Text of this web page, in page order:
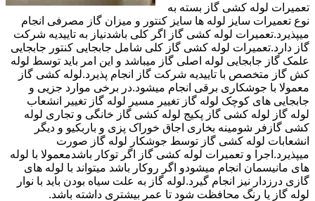
تعمیرات لوله کشی گاز بسته به
نوع تعمیرات سایز لوله ها سایز کنتور و میزان گاز مصرفی انجام
میپذیرد.تعمیرات لوله کشی گاز اگر کلی باشدنیاز به تاییدیه شرکت
گاز دارد.تعمیرات لوله کشی گاز کلی شامل جابجایی کنتور جابجایی
علمک گاز جابجایی لوله اصلی گاز میباشد و این امر باید توسط لوله
کش گاز متخصص با تاییدیه شرکت گاز انجام پذیرد.لوله کشی گاز
معمولا با جوشکاری برقی انجام میشود.در برخی موارد جزیی و
جابجایی های کوچک لوله گاز تغییر مسیر لوله گاز تغییر انشعاب
لوله گاز لوله کشی گاز پکیج لوله کشی گاز خانگی و تجاری لوله
کشی گازفر شومینه بخاری اجاق خوراک پزی و باربکیو و دیگر
انشعابات لوله کشی گاز توسط جوشکار لوله گاز صورت
میپذیرد.اجرا و تعمیرات لوله کشی گاز اگر توکار باشدمعمولا با لوله
های مانیسمان انجام میشودو اگر روکار باشد میتواند با لوله های
گازی درزدار نیز انجام گیرد.لوله گاز به علت سیاه بودن باید با نوار
لوله گاز یا رنگ محافظت شود تا عمر بیشتری داشته باشد.